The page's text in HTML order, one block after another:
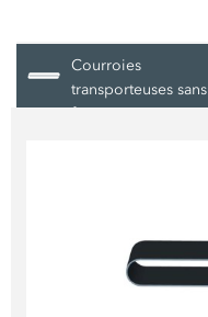
Courroies
transporteuses sans
fin